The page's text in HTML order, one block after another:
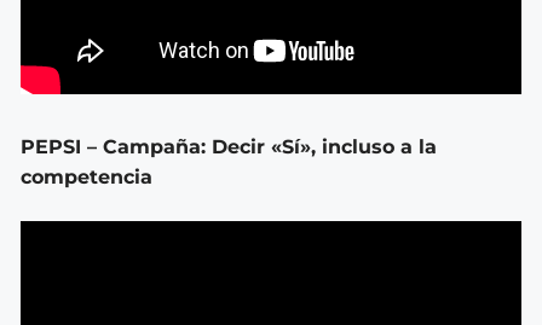
PEPSI – Campaña: Decir «Sí», incluso a la
competencia